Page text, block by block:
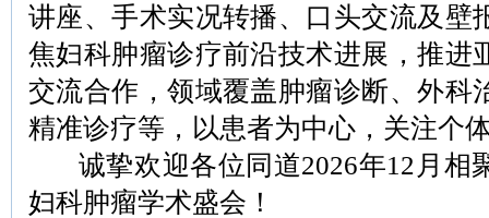
讲座、手术实况转播、口头交流及壁
焦妇科肿瘤诊疗前沿技术进展，推进
交流合作，领域覆盖肿瘤诊断、外科
精准诊疗等，以患者为中心，关注个
诚挚欢迎各位同道2026年12月相
妇科肿瘤学术盛会！